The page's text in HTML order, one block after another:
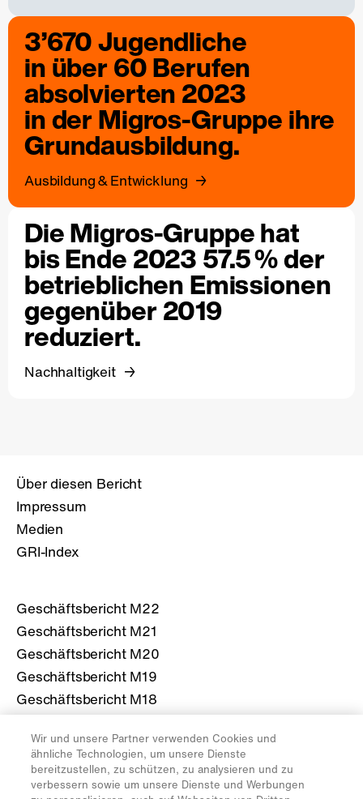
3’670 Jugendliche
in über 60 Berufen
absolvierten 2023
in der Migros-Gruppe ihre
Grundausbildung.
Ausbildung & Entwicklung
Die Migros-Gruppe hat
bis Ende 2023 57.5 % der
betrieblichen Emissionen
gegenüber 2019
reduziert.
Nachhaltigkeit
Über diesen Bericht
Impressum
Medien
GRI-Index
Geschäftsbericht M22
Geschäftsbericht M21
Geschäftsbericht M20
Geschäftsbericht M19
Geschäftsbericht M18
Mehr über die Migros
migros.ch
Wir und unsere Partner verwenden Cookies und
ähnliche Technologien, um unsere Dienste
bereitzustellen, zu schützen, zu analysieren und zu
verbessern sowie um unsere Dienste und Werbungen